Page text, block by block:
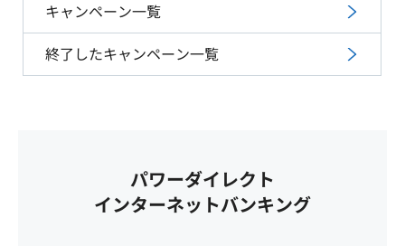
キャンペーン一覧
終了したキャンペーン一覧
パワーダイレクト
インターネットバンキング